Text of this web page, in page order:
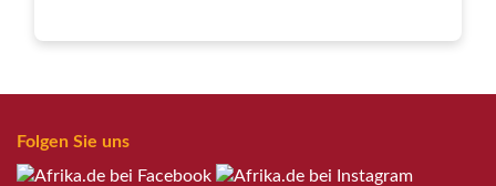
Folgen Sie uns